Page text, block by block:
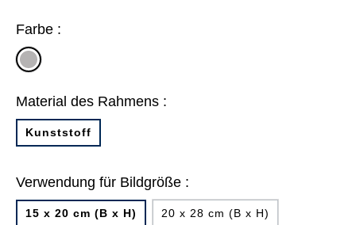
Farbe :
silber
matt
Material des Rahmens :
Kunststoff
Verwendung für Bildgröße :
15 x 20 cm (B x H) 20 x 28 cm (B x H)